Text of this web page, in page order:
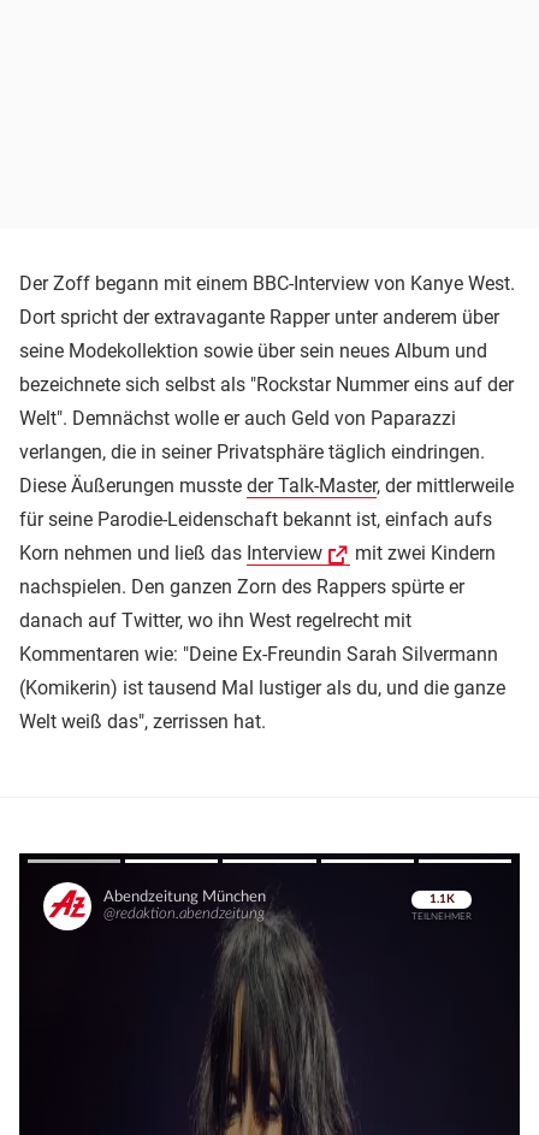
Der Zoff begann mit einem BBC-Interview von Kanye West.
Dort spricht der extravagante Rapper unter anderem über
seine Modekollektion sowie über sein neues Album und
bezeichnete sich selbst als "Rockstar Nummer eins auf der
Welt". Demnächst wolle er auch Geld von Paparazzi
verlangen, die in seiner Privatsphäre täglich eindringen.
Diese Äußerungen musste der Talk-Master, der mittlerweile
für seine Parodie-Leidenschaft bekannt ist, einfach aufs
Korn nehmen und ließ das Interview
mit zwei Kindern
nachspielen. Den ganzen Zorn des Rappers spürte er
danach auf Twitter, wo ihn West regelrecht mit
Kommentaren wie: "Deine Ex-Freundin Sarah Silvermann
(Komikerin) ist tausend Mal lustiger als du, und die ganze
Welt weiß das", zerrissen hat.
Überspringen